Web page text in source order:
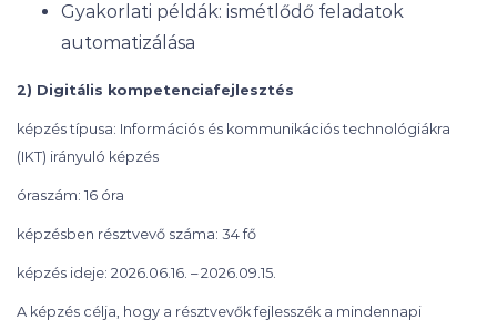
Gyakorlati példák: ismétlődő feladatok
automatizálása
2) Digitális kompetenciafejlesztés
képzés típusa: Információs és kommunikációs technológiákra
(IKT) irányuló képzés
óraszám: 16 óra
képzésben résztvevő száma: 34 fő
képzés ideje: 2026.06.16. – 2026.09.15.
A képzés célja, hogy a résztvevők fejlesszék a mindennapi